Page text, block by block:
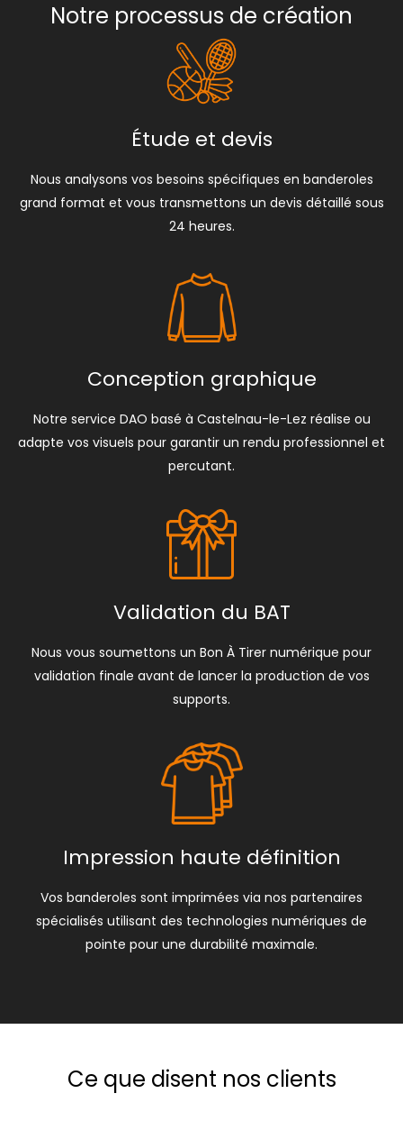
Notre processus de création
Étude et devis
Nous analysons vos besoins spécifiques en banderoles
grand format et vous transmettons un devis détaillé sous
24 heures.
Conception graphique
Notre service DAO basé à Castelnau-le-Lez réalise ou
adapte vos visuels pour garantir un rendu professionnel et
percutant.
Validation du BAT
Nous vous soumettons un Bon À Tirer numérique pour
validation finale avant de lancer la production de vos
supports.
Impression haute définition
Vos banderoles sont imprimées via nos partenaires
spécialisés utilisant des technologies numériques de
pointe pour une durabilité maximale.
Ce que disent nos clients